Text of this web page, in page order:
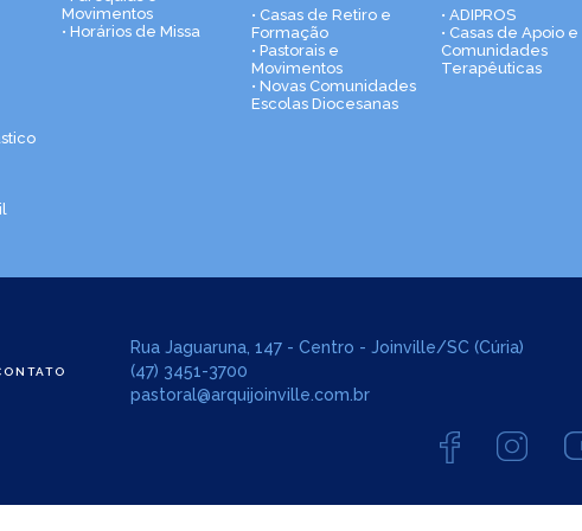
Movimentos
• Horários de Missa
• Casas de Retiro e
Formação
• Pastorais e
Movimentos
• Novas Comunidades
Escolas Diocesanas
• ADIPROS
• Casas de Apoio e
Comunidades
Terapêuticas
Rua Jaguaruna, 147 - Centro - Joinville/SC (Cúria)
(47) 3451-3700
pastoral@arquijoinville.com.br